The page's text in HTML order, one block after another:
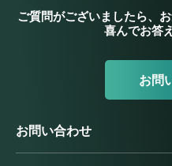
ご質問がございましたら、
喜んでお答
お問
お問い合わせ